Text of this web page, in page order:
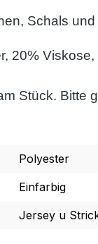
Schals
20%
Stück. Bitte
Polyester
Einfarbig
Jersey u